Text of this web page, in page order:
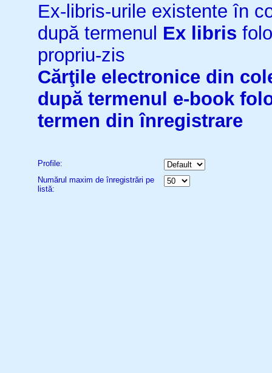
Ex-libris-urile existente în
după termenul Ex libris
propriu-zis
Cărţile electronice din
după termenul e-book
termen din înregistrare
Profile:
Numărul maxim de înregistrări pe
listă: